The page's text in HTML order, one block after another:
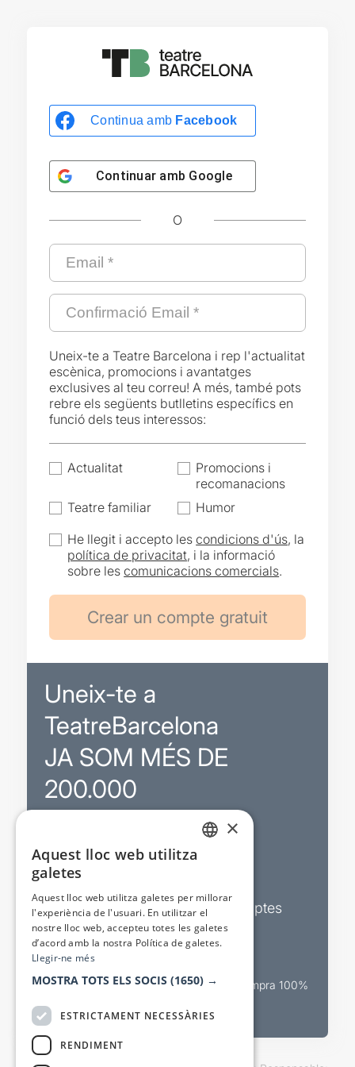
Continua amb Facebook
Continuar amb Google
O
Uneix-te a Teatre Barcelona i rep l'actualitat
escènica, promocions i avantatges
exclusives al teu correu! A més, també pots
rebre els següents butlletins específics en
funció dels teus interessos:
Actualitat
Promocions i
recomanacions
Teatre familiar
Humor
He llegit i accepto lescondicions d'ús, la
política de privacitat, i la informació
sobre lescomunicacions comercials.
Uneix-te a
TeatreBarcelona
JA SOM MÉS DE
200.000
Sortejos exclusius
Butlletins d’actualitat i descomptes
Valora espectacles
Canal oficial de venda teatral Compra 100%
×
Aquest lloc web utilitza
galetes
Aquest lloc web utilitza galetes per millorar
l'experiència de l'usuari. En utilitzar el
nostre lloc web, accepteu totes les galetes
d’acord amb la nostra Política de galetes.
Llegir-ne més
MOSTRA TOTS ELS SOCIS (1650) →
ESTRICTAMENT NECESSÀRIES
RENDIMENT